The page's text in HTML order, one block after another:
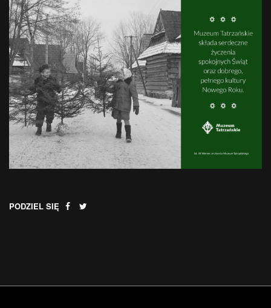
PODZIEL SIĘ